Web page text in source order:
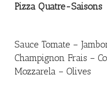
Pizza Quatre-Saisons
Sauce Tomate –
Champignon Frais –
Mozzarela – Olives